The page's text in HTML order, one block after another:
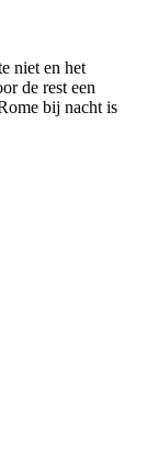
niet en het
de rest een
bij nacht is